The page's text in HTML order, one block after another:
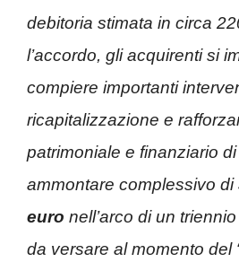
debitoria stimata in circa
l’accordo, gli acquirenti si
compiere importanti
ricapitalizzazione e
patrimoniale e finanziario
ammontare complessivo di
euro nell’arco di un
da versare al momento del